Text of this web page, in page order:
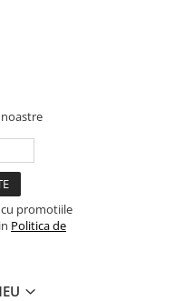
promotiile
Politica de